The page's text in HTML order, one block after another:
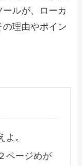
ルが、ローカ
理由やポイン
。
ページめが